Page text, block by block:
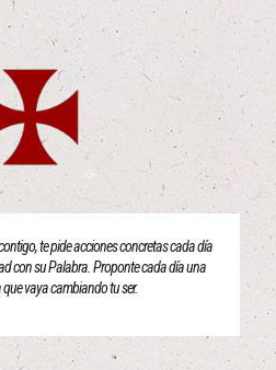
te pide acciones concretas cada día
con su Palabra. Proponte cada día una
vaya cambiando tu ser.